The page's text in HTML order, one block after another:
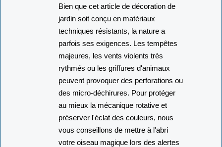
Bien que cet article de décoration de
jardin soit conçu en matériaux
techniques résistants, la nature a
parfois ses exigences. Les tempêtes
majeures, les vents violents très
rythmés ou les griffures d'animaux
peuvent provoquer des perforations ou
des micro-déchirures. Pour protéger
au mieux la mécanique rotative et
préserver l'éclat des couleurs, nous
vous conseillons de mettre à l'abri
votre oiseau magique lors des alertes